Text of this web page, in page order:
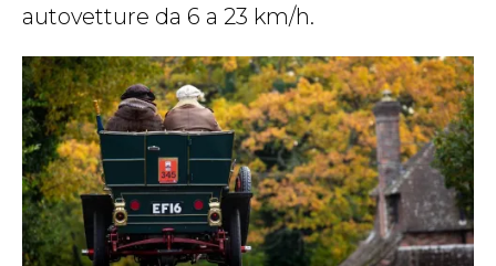
autovetture da 6 a 23 km/h.